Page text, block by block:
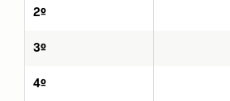
2º
3º
4º